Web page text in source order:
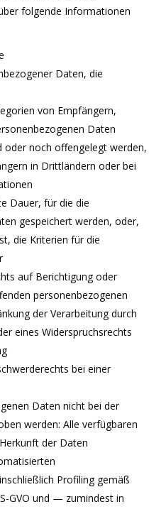
folgende Informationen
Daten, die
von Empfängern,
Daten
noch offengelegt werden,
in Drittländern oder bei
Dauer, für die die
gespeichert werden, oder,
die Kriterien für die
auf Berichtigung oder
personenbezogenen
der Verarbeitung durch
eines Widerspruchsrechts
bei einer
Daten nicht bei der
werden: Alle verfügbaren
der Daten
Profiling gemäß
GVO und — zumindest in